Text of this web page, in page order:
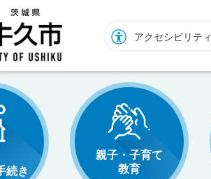
アクセシビリティ
続き
親子・子育て
教育